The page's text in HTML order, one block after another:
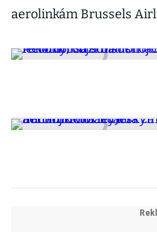
aerolinkám Brussels